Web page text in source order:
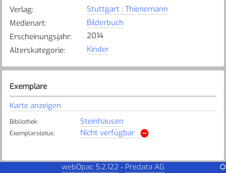
Verlag:
Stuttgart : Thienemann
Medienart:
Bilderbuch
Erscheinungsjahr:
2014
Alterskategorie: Kinder
Exemplare
Karte anzeigen
Bibliothek: Steinhausen
Exemplarstatus: Nicht verfügbar
webOpac 5.2.122 - Predata AG